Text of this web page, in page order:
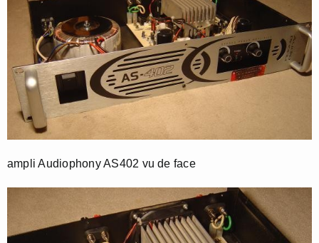
ampli Audiophony AS402 vu de face